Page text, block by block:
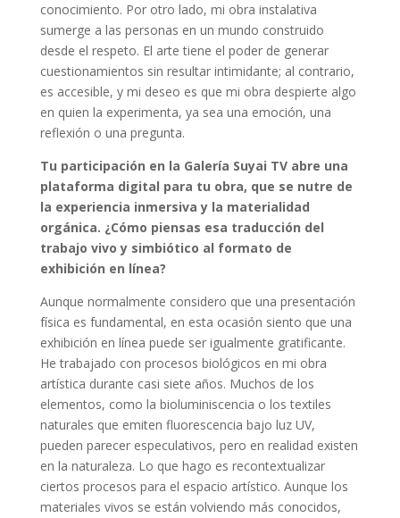
conocimiento. Por otro lado, mi obra instalativa
sumerge a las personas en un mundo construido
desde el respeto. El arte tiene el poder de generar
cuestionamientos sin resultar intimidante; al contrario,
es accesible, y mi deseo es que mi obra despierte algo
en quien la experimenta, ya sea una emoción, una
reflexión o una pregunta.
Tu participación en la Galería Suyai TV abre una
plataforma digital para tu obra, que se nutre de
la experiencia inmersiva y la materialidad
orgánica. ¿Cómo piensas esa traducción del
trabajo vivo y simbiótico al formato de
exhibición en línea?
Aunque normalmente considero que una presentación
física es fundamental, en esta ocasión siento que una
exhibición en línea puede ser igualmente gratificante.
He trabajado con procesos biológicos en mi obra
artística durante casi siete años. Muchos de los
elementos, como la bioluminiscencia o los textiles
naturales que emiten fluorescencia bajo luz UV,
pueden parecer especulativos, pero en realidad existen
en la naturaleza. Lo que hago es recontextualizar
ciertos procesos para el espacio artístico. Aunque los
materiales vivos se están volviendo más conocidos,